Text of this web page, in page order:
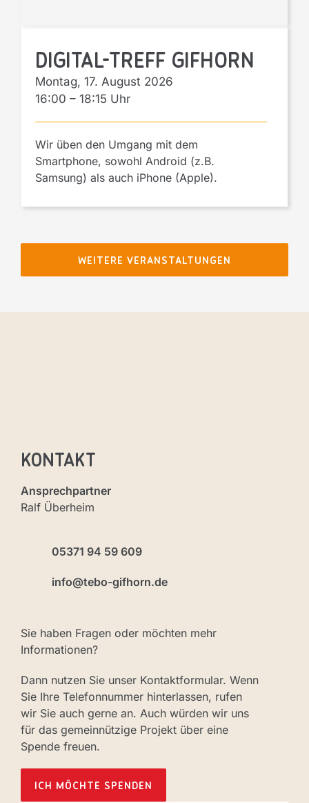
Digital-Treff Gifhorn
Montag, 17. August 2026
16:00 – 18:15
Wir üben den Umgang mit dem
Smartphone, sowohl Android (z.B.
Samsung) als auch iPhone (Apple).
WEITERE VERANSTALTUNGEN
Kontakt
Ansprechpartner
Ralf Überheim
05371 94 59 609
info@tebo-gifhorn.de
Sie haben Fragen oder möchten mehr
Informationen?
Dann nutzen Sie unser Kontaktformular. Wenn
Sie Ihre Telefonnummer hinterlassen, rufen
wir Sie auch gerne an. Auch würden wir uns
für das gemeinnützige Projekt über eine
Spende freuen.
ICH MÖCHTE SPENDEN